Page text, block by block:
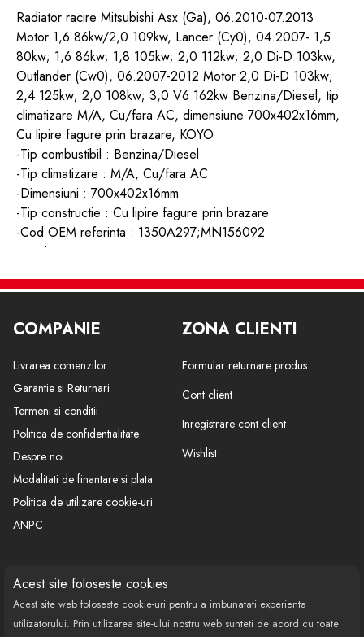
Acest site foloseste cookies
Acest site web foloseste cookie-uri pentru a imbunatati experienta
utilizatorului. Prin utilizarea site-ului nostru web sunteti de acord cu toate
Radiator racire Mitsubishi Asx (Ga), 06.2010-07.2013
Motor 1,6 86kw/2,0 109kw, Lancer (Cy0), 04.2007- 1,5
80kw; 1,6 86kw; 1,8 105kw; 2,0 112kw; 2,0 Di-D 103kw,
Outlander (Cw0), 06.2007-2012 Motor 2,0 Di-D 103kw;
2,4 125kw; 2,0 108kw; 3,0 V6 162kw Benzina/Diesel, tip
climatizare M/A, Cu/fara AC, dimensiune 700x402x16mm,
Cu lipire fagure prin brazare, KOYO
-Tip combustibil : Benzina/Diesel
-Tip climatizare : M/A, Cu/fara AC
-Dimensiuni : 700x402x16mm
-Tip constructie : Cu lipire fagure prin brazare
-Cod OEM referinta : 1350A297;MN156092
-Producator : KOYO
Mitsubishi Asx (Ga), 06.2010-07.2013 Motor 1,6 86kw/2,0
105kw; 2,0 112kw; 2,0 Di-D 103kw, Outlander (Cw0),
108kw; 3,0 V6 162kw
COMPANIE
Livrarea comenzilor
Garantie si Returnari
Termeni si conditii
Politica de confidentialitate
Despre noi
Modalitati de finantare si plata
Politica de utilizare cookie-uri
ANPC
ZONA CLIENTI
Formular returnare produs
Cont client
Inregistrare cont client
Wishlist
CONTACT
Call Center: 0377 100 941